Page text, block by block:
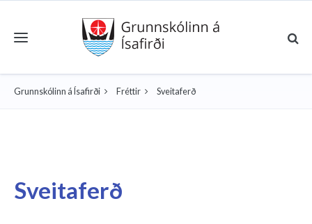
Toggle navigation
Grunnskólinn á Ísafirði Fréttir Sveitaferð
Sveitaferð